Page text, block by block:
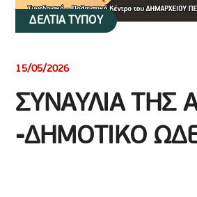
ΔΕΛΤΙΑ ΤΥΠΟΥ
15/05/2026
ΣΥΝΑΥΛΙΑ ΤΗΣ
-ΔΗΜΟΤΙΚΟ